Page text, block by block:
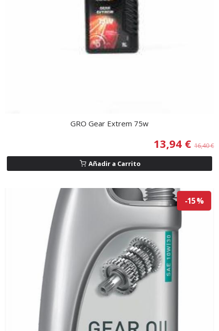
GRO Gear Extrem 75w
13,94 € 16,40 €
Añadir a Carrito
-15 %